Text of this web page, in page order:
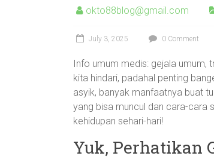
okto88blog@gmail.com
July 3, 2025 0 Comment
Info umum medis: gejala umum,
kita hindari, padahal penting
asyik, banyak manfaatnya buat
yang bisa muncul dan cara-cara
kehidupan sehari-hari!
Yuk, Perhatikan